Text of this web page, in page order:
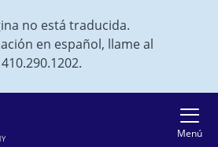
no está traducida.
en español, llame al
410.290.1202.
Menú